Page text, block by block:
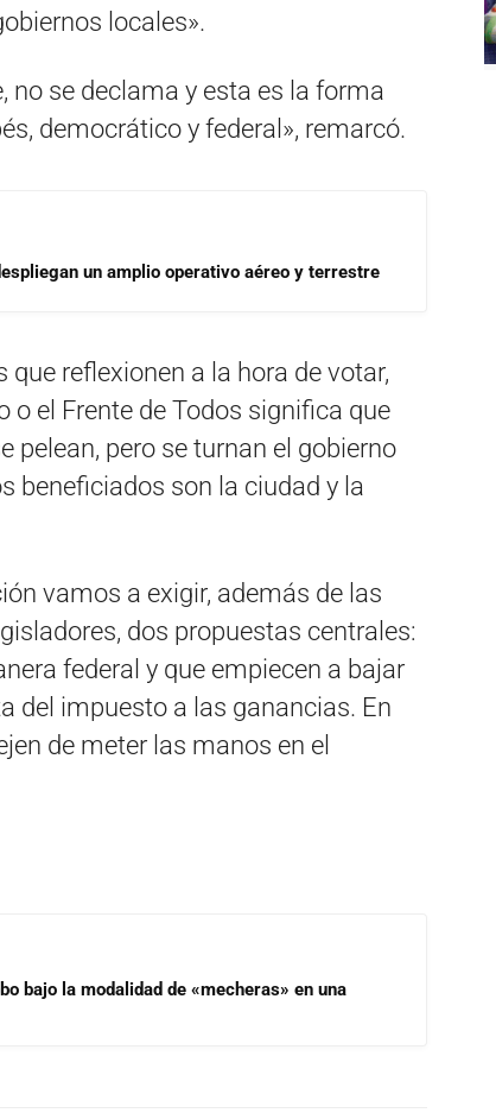
locales».
no se declama y esta es la forma
democrático y federal», remarcó.
un amplio operativo aéreo y terrestre
reflexionen a la hora de votar,
el Frente de Todos significa que
pelean, pero se turnan el gobierno
beneficiados son la ciudad y la
vamos a exigir, además de las
dos propuestas centrales:
federal y que empiecen a bajar
del impuesto a las ganancias. En
de meter las manos en el
bajo la modalidad de «mecheras» en una